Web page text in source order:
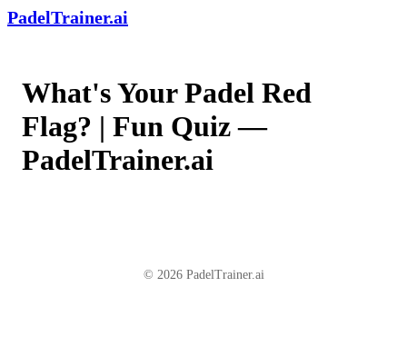
PadelTrainer.ai
What's Your Padel Red
Flag? | Fun Quiz —
PadelTrainer.ai
© 2026 PadelTrainer.ai